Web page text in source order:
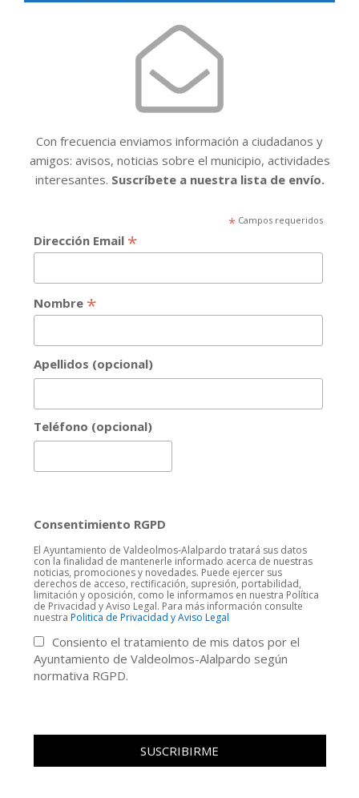
Con frecuencia enviamos información a ciudadanos y
amigos: avisos, noticias sobre el municipio, actividades
interesantes. Suscríbete a nuestra lista de envío.
*Campos requeridos
Dirección Email *
Nombre *
Apellidos (opcional)
Teléfono (opcional)
Consentimiento RGPD
El Ayuntamiento de Valdeolmos-Alalpardo tratará sus datos
con la finalidad de mantenerle informado acerca de nuestras
noticias, promociones y novedades. Puede ejercer sus
derechos de acceso, rectificación, supresión, portabilidad,
limitación y oposición, como le informamos en nuestra Política
de Privacidad y Aviso Legal. Para más información consulte
nuestra Politica de Privacidad y Aviso Legal
Consiento el tratamiento de mis datos por el
Ayuntamiento de Valdeolmos-Alalpardo según
normativa RGPD.